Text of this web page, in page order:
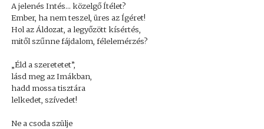
A jelenés Intés... közelgő Ítélet?
Ember, ha nem teszel, üres az Ígéret!
Hol az Áldozat, a legyőzött kísértés,
mitől szűnne fájdalom, félelemérzés?
„Éld a szeretetet”,
lásd meg az Imákban,
hadd mossa tisztára
lelkedet, szívedet!
Ne a csoda szülje